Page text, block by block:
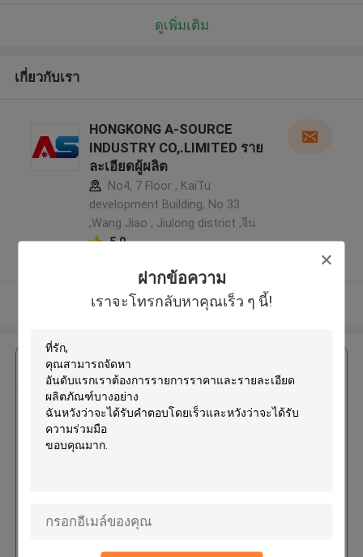
ฝากข้อความ
เราจะโทรกลับหาคุณเร็ว ๆ นี้!
ดูเพิ่มเติม
เกี่ยวกับเรา
HONGKONG A-SOURCE
INDUSTRY CO,.LIMITED ราย
ละเอียดผู้ผลิต
No4, 7 Floor , KaiTu
development Building, No 33
,Wang Jiao , Jiulong district ,จีน
5.0
ดูเพิ่มเติม
MOQ： 2000pcs